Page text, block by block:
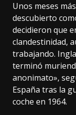
Unos meses
descubierto
decidieron que
clandestinidad,
trabajando.
terminó
anonimato»,
España tras la
coche en 1964.